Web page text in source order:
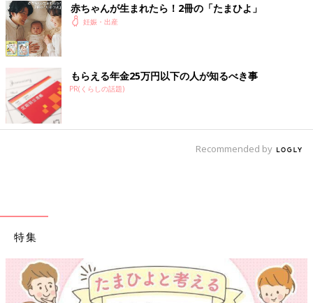
赤ちゃんが生まれたら！2冊の「たまひよ」
妊娠・出産
もらえる年金25万円以下の人が知るべき事
PR(くらしの話題)
Recommended by
特集